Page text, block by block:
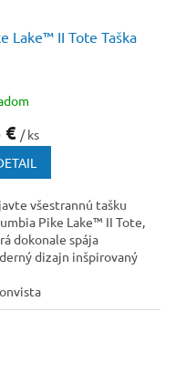
Lake™ II Tote Taška
€ / ks
všestrannú tašku
Pike Lake™ II Tote,
dokonale spája
dizajn inšpirovaný
s praktickosťou...